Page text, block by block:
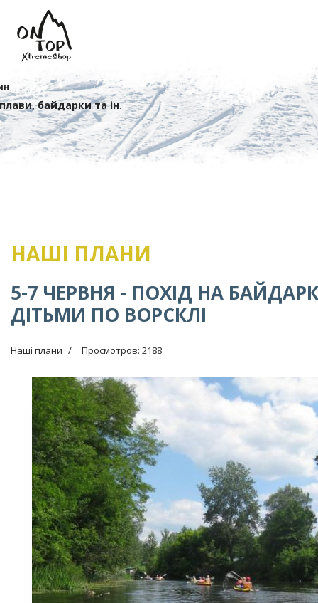
байдарки та ін.
НАШІ ПЛАНИ
5-7 ЧЕРВНЯ - ПОХІД НА
ДІТЬМИ ПО ВОРСКЛІ
Наші плани Просмотров: 2188